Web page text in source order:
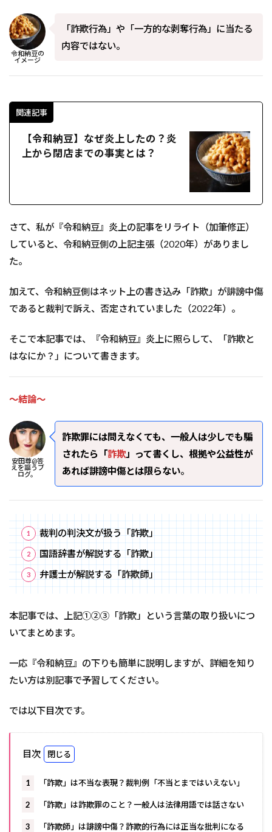
令和納豆の
イメージ
「詐欺⾏為」や「⼀⽅的な剥奪⾏為」に当たる
内容ではない。
関連記事
【令和納豆】なぜ炎上したの？炎
上から閉店までの事実とは？
さて、私が『令和納豆』炎上の記事をリライト（加筆修正）
していると、令和納豆側の上記主張（2020年）がありまし
た。
加えて、令和納豆側はネット上の書き込み「詐欺」が誹謗中傷
であると裁判で訴え、否定されていました（2022年）。
そこで本記事では、『令和納豆』炎上に照らして、「詐欺と
はなにか？」について書きます。
～結論～
安田尊@答
えを謳うブ
ログ。
詐欺罪には問えなくても、一般人は少しでも騙
されたら「詐欺」って書くし、根拠や公益性が
あれば誹謗中傷とは限らない。
裁判の判決文が扱う「詐欺」
国語辞書が解説する「詐欺」
弁護士が解説する「詐欺師」
本記事では、上記①②③「詐欺」という言葉の取り扱いにつ
いてまとめます。
一応『令和納豆』の下りも簡単に説明しますが、詳細を知り
たい方は別記事で予習してください。
では以下目次です。
目次
1 「詐欺」は不当な表現？裁判例「不当とまではいえない」
2 「詐欺」は詐欺罪のこと？一般人は法律用語では話さない
3 「詐欺師」は誹謗中傷？詐欺的行為には正当な批判になる